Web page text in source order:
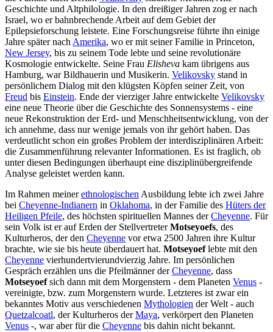
Geschichte und Altphilologie. In den dreißiger Jahren zog er nach
Israel, wo er bahnbrechende Arbeit auf dem Gebiet der
Epilepsieforschung leistete. Eine Forschungsreise führte ihn einige
Jahre später nach Amerika, wo er mit seiner Familie in Princeton,
New Jersey, bis zu seinem Tode lebte und seine revolutionäre
Kosmologie entwickelte. Seine Frau Elisheva kam übrigens aus
Hamburg, war Bildhauerin und Musikerin. Velikovsky stand in
persönlichem Dialog mit den klügsten Köpfen seiner Zeit, von
Freud bis Einstein. Ende der vierziger Jahre entwickelte Velikovsky
eine neue Theorie über die Geschichte des Sonnensystems - eine
neue Rekonstruktion der Erd- und Menschheitsentwicklung, von der
ich annehme, dass nur wenige jemals von ihr gehört haben. Das
verdeutlicht schon ein großes Problem der interdisziplinären Arbeit:
die Zusammenführung relevanter Informationen. Es ist fraglich, ob
unter diesen Bedingungen überhaupt eine disziplinübergreifende
Analyse geleistet werden kann.
Im Rahmen meinerethnologischen Ausbildung lebte ich zwei Jahre
bei Cheyenne-Indianern in Oklahoma, in der Familie des Hüters der
Heiligen Pfeile, des höchsten spirituellen Mannes derCheyenne. Für
sein Volk ist er auf Erden der StellvertreterMotseyoefs, des
Kulturheros, der den Cheyenne vor etwa 2500 Jahren ihre Kultur
brachte, wie sie bis heute überdauert hat. Motseyoeflebte mit den
Cheyenne vierhundertvierundvierzig Jahre. Im persönlichen
Gespräch erzählen uns die Pfeilmänner derCheyenne, dass
Motseyoefsich dann mit dem Morgenstern - dem Planeten Venus -
vereinigte, bzw. zum Morgenstern wurde. Letzteres ist zwar ein
bekanntes Motiv aus verschiedenen Mythologien der Welt - auch
Quetzalcoatl, der Kulturheros derMaya, verkörpert den Planeten
Venus -, war aber für die Cheyenne bis dahin nicht bekannt.